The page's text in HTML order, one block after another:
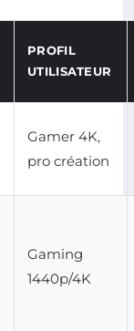
PROFIL
UTILISATEUR
Gamer 4K,
pro création
Gaming
1440p/4K